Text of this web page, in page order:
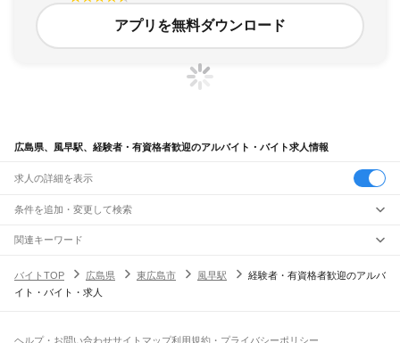
アプリを無料ダウンロード
広島県、風早駅、経験者・有資格者歓迎のアルバイト・バイト求人情報
求人の詳細を表示
条件を追加・変更して検索
市区町村を追加・変更
広島県すべて
広島市 すべて
駅を追加・変更
職種を追加・変更
飲食・フードサービスすべて
関連キーワード
バイトTOP
広島県 東広島市 風早駅
経験者・有資格者歓迎のアルバ
イト・バイト・求人
ヘルプ・お問い合わせサイトマップ利用規約・プライバシーポリシー